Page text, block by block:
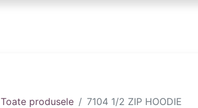
Toate produsele 7104 1/2 ZIP HOODIE